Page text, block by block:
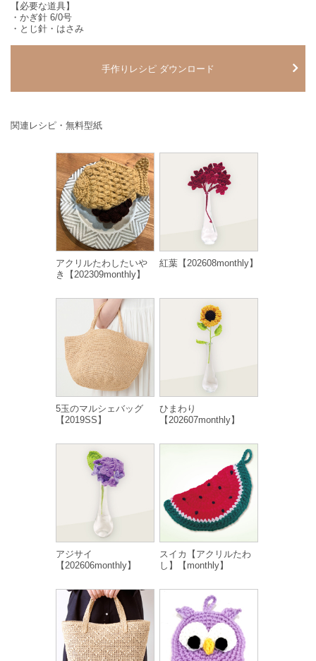
【必要な道具】
・かぎ針 6/0号
・とじ針・はさみ
手作りレシピ ダウンロード
関連レシピ・無料型紙
アクリルたわしたいや
き【202309monthly】
紅葉【202608monthly】
5玉のマルシェバッグ
【2019SS】
ひまわり
【202607monthly】
アジサイ
【202606monthly】
スイカ【アクリルたわ
し】【monthly】